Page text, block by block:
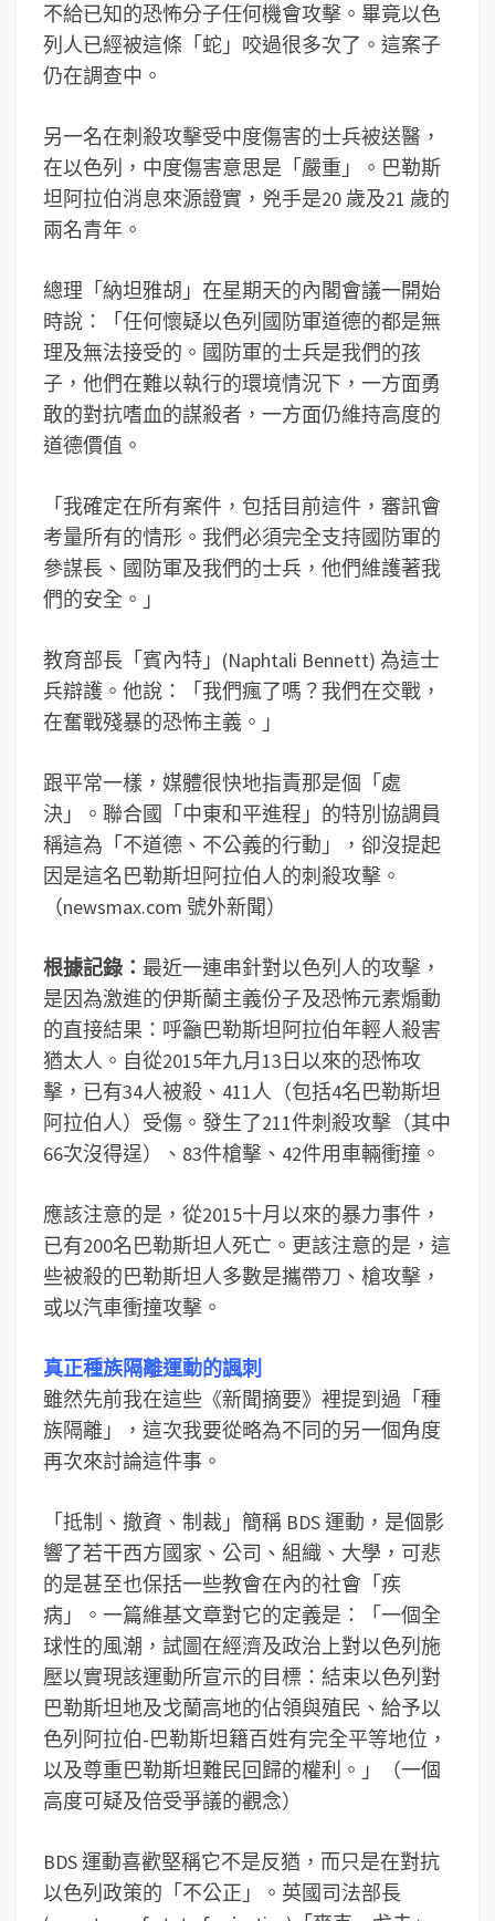
不給已知的恐怖分子任何機會攻擊。畢竟以色
列人已經被這條「蛇」咬過很多次了。這案子
仍在調查中。
另一名在刺殺攻擊受中度傷害的士兵被送醫，
在以色列，中度傷害意思是「嚴重」。巴勒斯
坦阿拉伯消息來源證實，兇手是20 歲及21 歲的
兩名青年。
總理「納坦雅胡」在星期天的內閣會議一開始
時說：「任何懷疑以色列國防軍道德的都是無
理及無法接受的。國防軍的士兵是我們的孩
子，他們在難以執行的環境情況下，一方面勇
敢的對抗嗜血的謀殺者，一方面仍維持高度的
道德價值。
「我確定在所有案件，包括目前這件，審訊會
考量所有的情形。我們必須完全支持國防軍的
參謀長、國防軍及我們的士兵，他們維護著我
們的安全。」
教育部長「賓內特」(Naphtali Bennett) 為這士
兵辯護。他說：「我們瘋了嗎？我們在交戰，
在奮戰殘暴的恐怖主義。」
跟平常一樣，媒體很快地指責那是個「處
決」。聯合國「中東和平進程」的特別協調員
稱這為「不道德、不公義的行動」，卻沒提起
因是這名巴勒斯坦阿拉伯人的刺殺攻擊。
（newsmax.com 號外新聞）
根據記錄： 最近一連串針對以色列人的攻擊，
是因為激進的伊斯蘭主義份子及恐怖元素煽動
的直接結果：呼籲巴勒斯坦阿拉伯年輕人殺害
猶太人。自從2015年九月13日以來的恐怖攻
擊，已有34人被殺、411人（包括4名巴勒斯坦
阿拉伯人）受傷。發生了211件刺殺攻擊（其中
66次沒得逞）、83件槍擊、42件用車輛衝撞。
應該注意的是，從2015十月以來的暴力事件，
已有200名巴勒斯坦人死亡。更該注意的是，這
些被殺的巴勒斯坦人多數是攜帶刀、槍攻擊，
或以汽車衝撞攻擊。
真正種族隔離運動的諷刺
雖然先前我在這些《新聞摘要》裡提到過「種
族隔離」，這次我要從略為不同的另一個角度
再次來討論這件事。
「抵制、撤資、制裁」簡稱 BDS 運動，是個影
響了若干西方國家、公司、組織、大學，可悲
的是甚至也保括一些教會在內的社會「疾
病」。一篇維基文章對它的定義是：「一個全
球性的風潮，試圖在經濟及政治上對以色列施
壓以實現該運動所宣示的目標：結束以色列對
巴勒斯坦地及戈蘭高地的佔領與殖民、給予以
色列阿拉伯-巴勒斯坦籍百姓有完全平等地位，
以及尊重巴勒斯坦難民回歸的權利。」（一個
高度可疑及倍受爭議的觀念）
BDS 運動喜歡堅稱它不是反猶，而只是在對抗
以色列政策的「不公正」。英國司法部長